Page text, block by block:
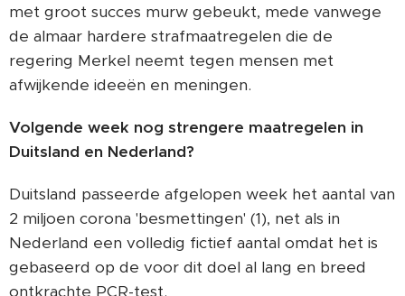
met groot succes murw gebeukt, mede vanwege
de almaar hardere strafmaatregelen die de
regering Merkel neemt tegen mensen met
afwijkende ideeën en meningen.
Volgende week nog strengere maatregelen in
Duitsland en Nederland?
Duitsland passeerde afgelopen week het aantal van
2 miljoen corona 'besmettingen' (1), net als in
Nederland een volledig fictief aantal omdat het is
gebaseerd op de voor dit doel al lang en breed
ontkrachte PCR-test.